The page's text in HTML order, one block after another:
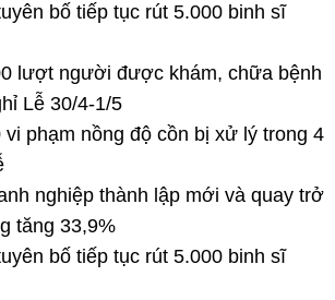
bố tiếp tục rút 5.000 binh sĩ
lượt người được khám, chữa bệnh
Lễ 30/4-1/5
vi phạm nồng độ cồn bị xử lý trong 4
nghiệp thành lập mới và quay trở
tăng 33,9%
bố tiếp tục rút 5.000 binh sĩ